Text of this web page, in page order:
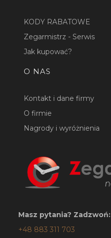
KODY RABATOWE
Zegarmistrz - Serwis
Jak kupować?
O NAS
Kontakt i dane firmy
O firmie
Nagrody i wyróżnienia
Masz pytania? Zadzwoń:
+48 883 311 703